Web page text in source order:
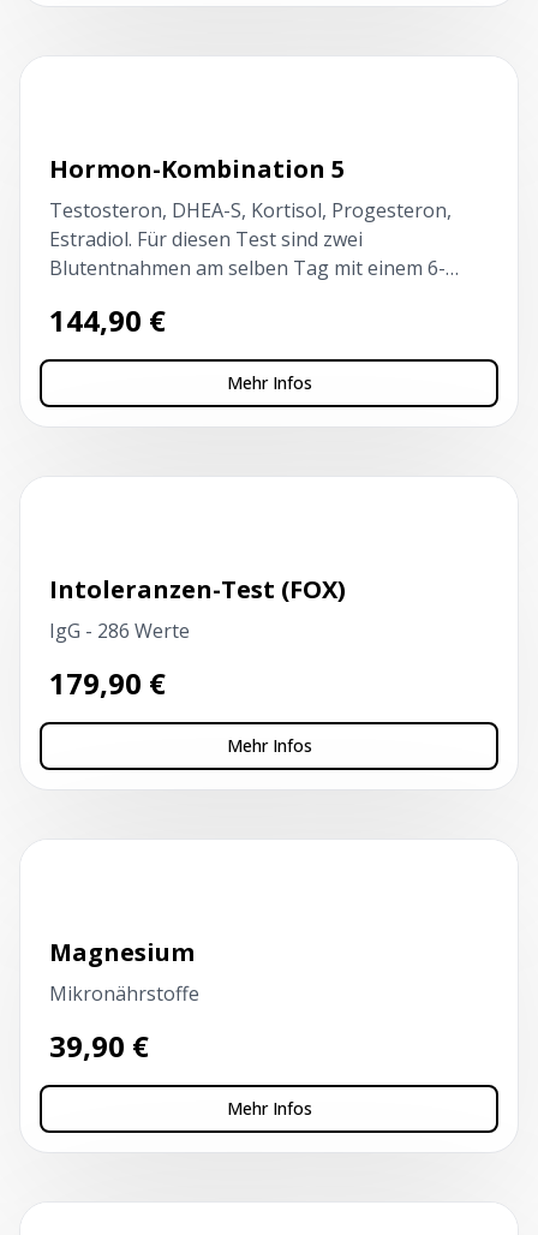
Hormon-Kombination 5
Testosteron, DHEA-S, Kortisol, Progesteron,
Estradiol. Für diesen Test sind zwei
Blutentnahmen am selben Tag mit einem 6-
vor 10 Uhr und nüchtern!
144,90 €
Mehr Infos
Intoleranzen-Test (FOX)
IgG - 286 Werte
179,90 €
Mehr Infos
Magnesium
Mikronährstoffe
39,90 €
Mehr Infos